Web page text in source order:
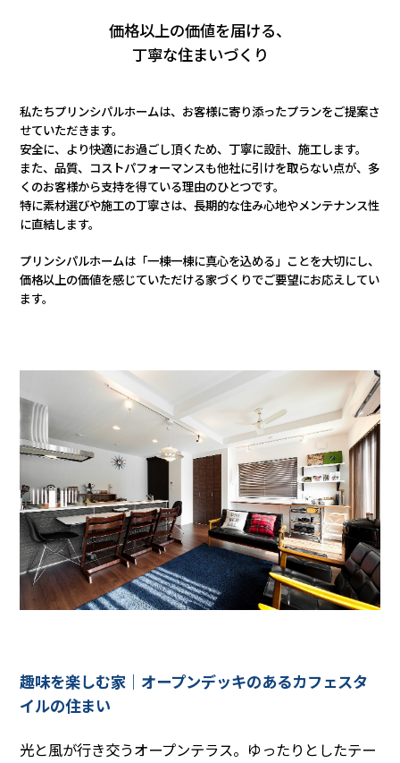
価格以上の価値を届ける、
丁寧な住まいづくり
私たちプリンシパルホームは、お客様に寄り添ったプランをご提案さ
せていただきます。
安全に、より快適にお過ごし頂くため、丁寧に設計、施工します。
また、品質、コストパフォーマンスも他社に引けを取らない点が、多
くのお客様から支持を得ている理由のひとつです。
特に素材選びや施工の丁寧さは、長期的な住み心地やメンテナンス性
に直結します。
プリンシパルホームは「一棟一棟に真心を込める」ことを大切にし、
価格以上の価値を感じていただける家づくりでご要望にお応えしてい
ます。
趣味を楽しむ家｜オープンデッキのあるカフェスタ
イルの住まい
光と風が行き交うオープンテラス。ゆったりとしたテー